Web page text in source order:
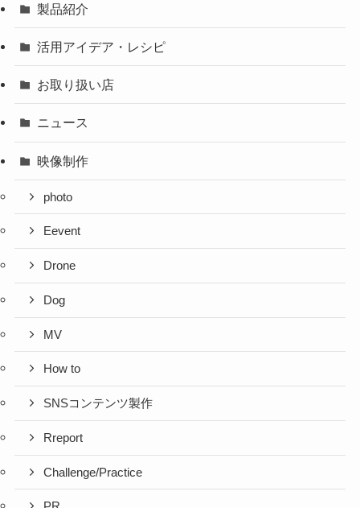
製品紹介
活用アイデア・レシピ
お取り扱い店
ニュース
映像制作
photo
Eevent
Drone
Dog
MV
How to
SNSコンテンツ製作
Rreport
Challenge/Practice